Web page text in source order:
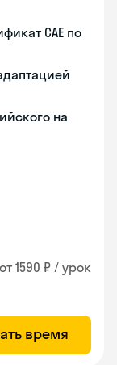
CAE по
на
от 1590 ₽ / урок
время